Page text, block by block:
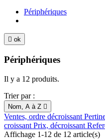
Périphériques
 ok
Périphériques
Il y a 12 produits.
Trier par :
Nom, A à Z 
Ventes, ordre décroissant
croissant Prix, décroissant
Affichage 1-12 de 12 article(s)